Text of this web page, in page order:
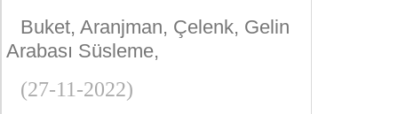
Buket, Aranjman, Çelenk, Gelin
Arabası Süsleme,
(27-11-2022)